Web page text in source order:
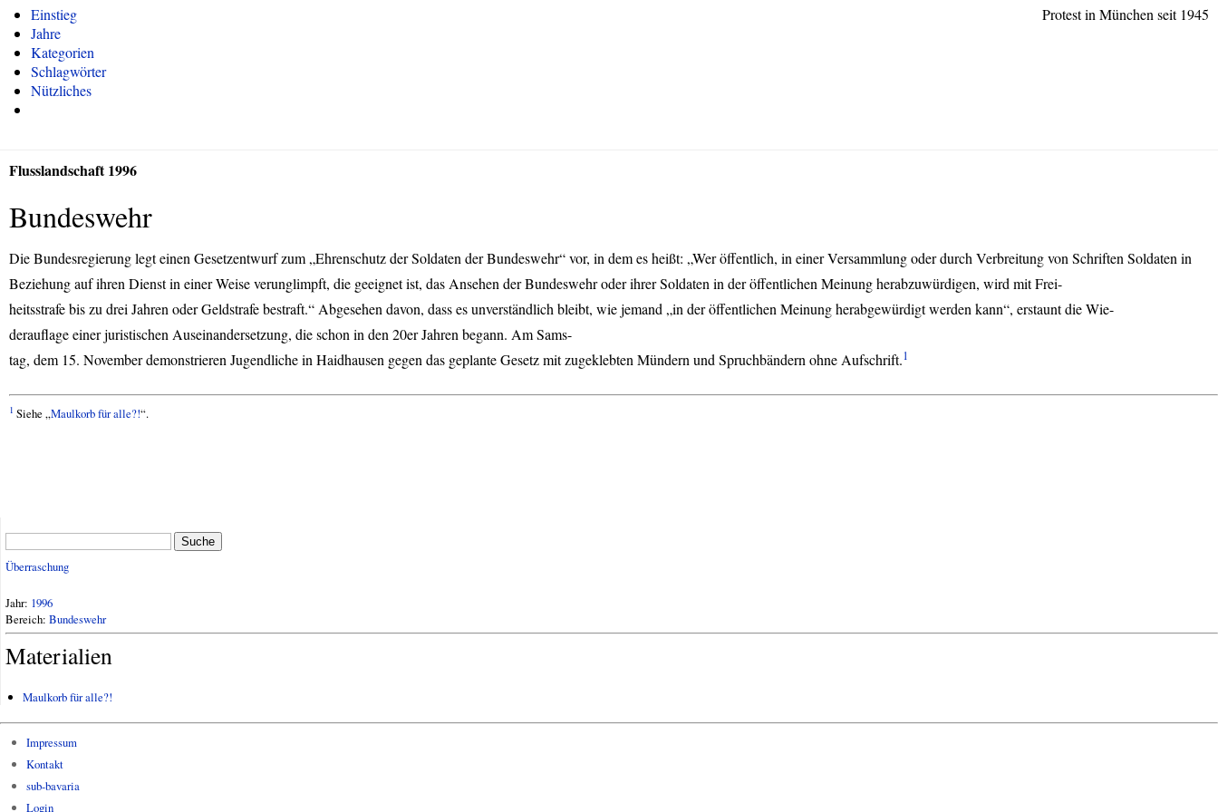
Protest in München seit 1945
Einstieg
Jahre
Kategorien
Schlagwörter
Nützliches
Flusslandschaft 1996
Bundeswehr
Die Bundesregierung legt einen Gesetzentwurf zum „Ehrenschutz der Soldaten der Bundeswehr“ vor, in dem es heißt: „Wer öffentlich, in einer Versammlung oder durch Verbreitung von Schriften Soldaten in
Beziehung auf ihren Dienst in einer Weise verunglimpft, die geeignet ist, das Ansehen der Bundeswehr oder ihrer Soldaten in der öffentlichen Meinung herabzuwürdigen, wird mit Frei-
heitsstrafe bis zu drei Jahren oder Geldstrafe bestraft.“ Abgesehen davon, dass es unverständlich bleibt, wie jemand „in der öffentlichen Meinung herabgewürdigt werden kann“, erstaunt die Wie-
derauflage einer juristischen Auseinandersetzung, die schon in den 20er Jahren begann. Am Sams-
tag, dem 15. November demonstrieren Jugendliche in Haidhausen gegen das geplante Gesetz mit zugeklebten Mündern und Spruchbändern ohne Aufschrift.1
1 Siehe „Maulkorb für alle?!“.
Suche
Überraschung
Jahr: 1996
Bereich: Bundeswehr
Materialien
Maulkorb für alle?!
Impressum
Kontakt
sub-bavaria
Login